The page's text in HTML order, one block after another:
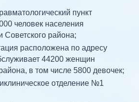
пункт
человек населения
Советского района;
расположена по адресу
44200 женщин
в том числе 5800 девочек;
отделение №1